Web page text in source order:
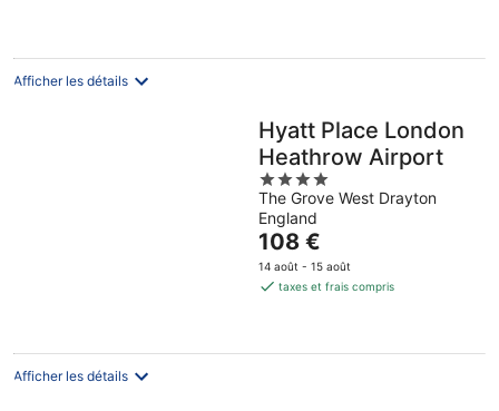
par
Afficher les détails
Hyatt Place London
Heathrow Airport
4
out
of
5
The Grove West Drayton
England
Le
prix
est
par
108 €
14 août - 15 août
taxes et frais compris
Afficher les détails